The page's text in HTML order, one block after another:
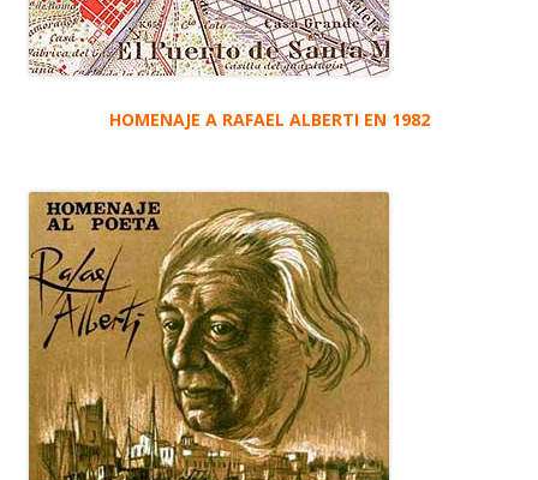
HOMENAJE A RAFAEL ALBERTI EN 1982